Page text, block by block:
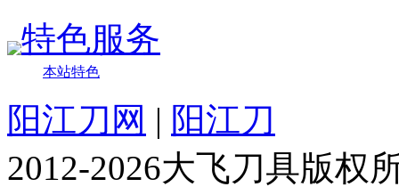
特色服务
本站特色
阳江刀网 | 阳江刀
2012-2026大飞刀具版权